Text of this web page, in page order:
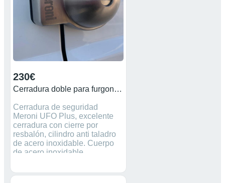
230€
Cerradura doble para furgoneta UFO Plus
Cerradura de seguridad
Meroni UFO Plus, excelente
cerradura con cierre por
resbalón, cilindro anti taladro
de acero inoxidable. Cuerpo
de acero inoxidable
cerradura con misma llave